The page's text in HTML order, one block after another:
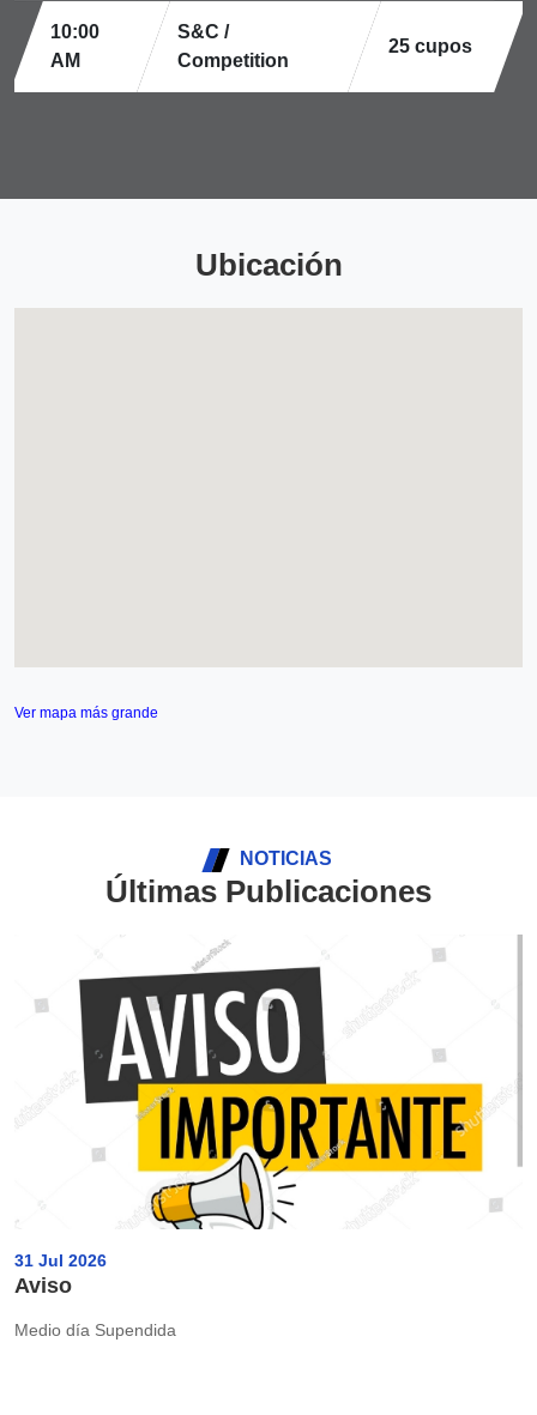
10:00
AM
S&C /
Competition
25 cupos
Ubicación
Ver mapa más grande
NOTICIAS
Últimas Publicaciones
31 Jul 2026
Aviso
Medio día Supendida